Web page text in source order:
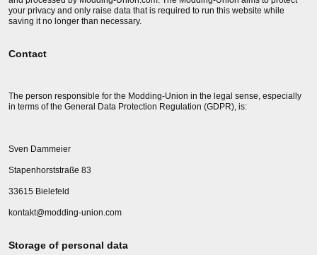
your privacy and only raise data that is required to run this website while
saving it no longer than necessary.
Contact
The person responsible for the Modding-Union in the legal sense, especially
in terms of the General Data Protection Regulation (GDPR), is:
Sven Dammeier
Stapenhorststraße 83
33615 Bielefeld
kontakt@modding-union.com
Storage of personal data